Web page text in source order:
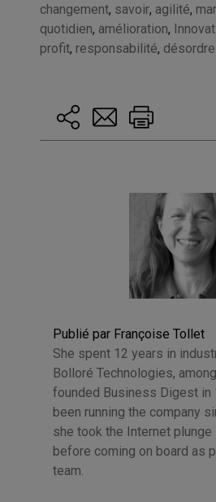
changement, savoir, agilité,
quotidien, amélioration,
profit, responsabilité, désordre
Publié par Françoise Tollet
She spent 12 years in
Bolloré Technologies,
founded Business Digest in
been running the company
she took the Internet plunge
before coming on board as
team.